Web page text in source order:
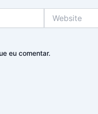
eu comentar.